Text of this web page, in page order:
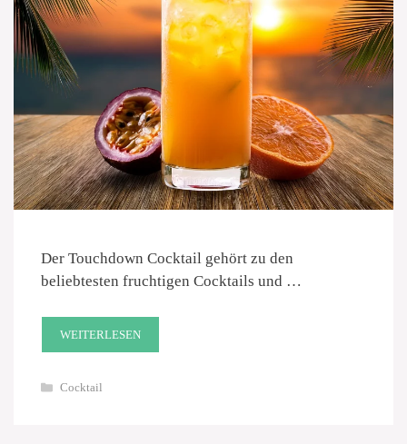
Der Touchdown Cocktail gehört zu den
beliebtesten fruchtigen Cocktails und …
WEITERLESEN
Kategorien
Cocktail